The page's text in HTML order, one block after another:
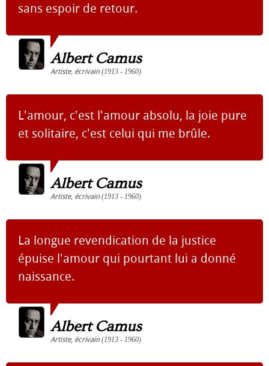
sans espoir de retour.
Albert Camus
Artiste, écrivain(1913 - 1960)
L'amour, c'est l'amour absolu, la joie pure
et solitaire, c'est celui qui me brûle.
Albert Camus
Artiste, écrivain(1913 - 1960)
La longue revendication de la justice
épuise l'amour qui pourtant lui a donné
naissance.
Albert Camus
Artiste, écrivain(1913 - 1960)